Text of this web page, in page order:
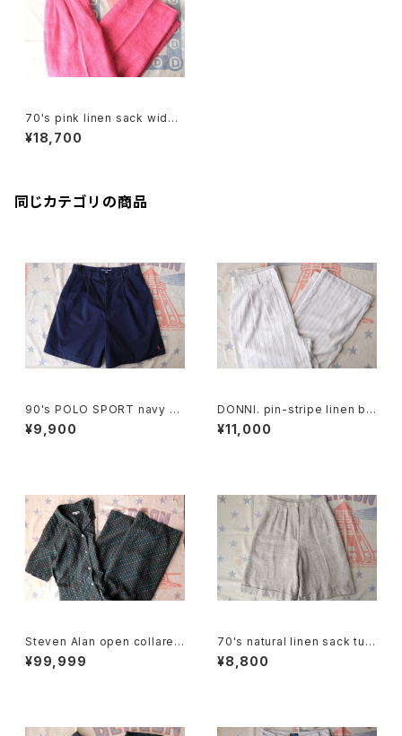
70's pink linen sack wide
Pants
¥18,700
同じカテゴリの商品
90's POLO SPORT navy C
ulottes w/ pony embroider
y
¥9,900
DONNI. pin-stripe linen bl
end easy Pants
¥11,000
Steven Alan open collared
Jumpsuit "green"
¥99,999
70's natural linen sack tuc
ked Culottes
¥8,800